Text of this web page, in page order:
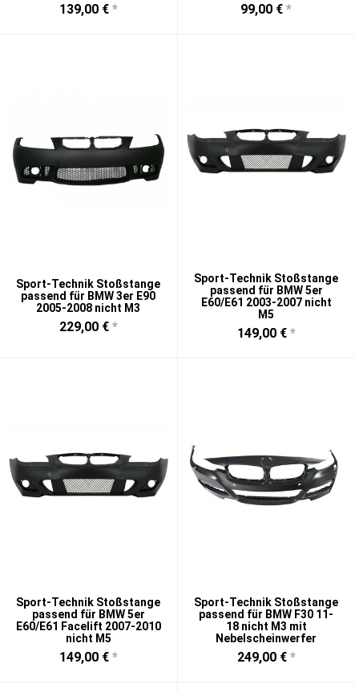
139,00 € * 99,00 € *
Sport-Technik Stoßstange
passend für BMW 3er E90
2005-2008 nicht M3
229,00 € *
Sport-Technik Stoßstange
passend für BMW 5er
E60/E61 2003-2007 nicht
M5
149,00 € *
Sport-Technik Stoßstange
passend für BMW 5er
E60/E61 Facelift 2007-2010
nicht M5
149,00 € *
Sport-Technik Stoßstange
passend für BMW F30 11-
18 nicht M3 mit
Nebelscheinwerfer
249,00 € *